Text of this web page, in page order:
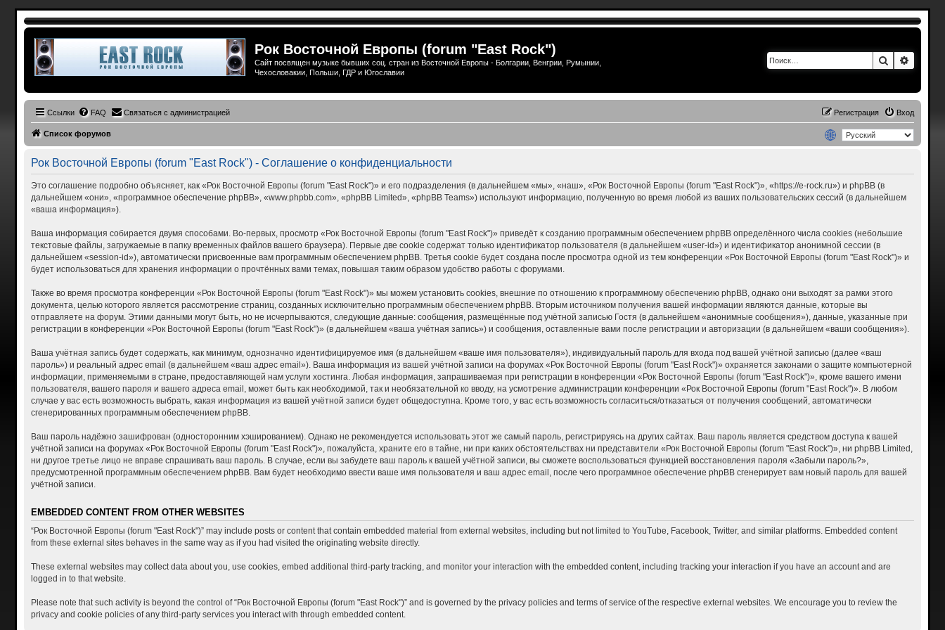
Рок Восточной Европы (forum "East Rock")
Сайт посвящен музыке бывших соц. стран из Восточной Европы - Болгарии, Венгрии, Румынии,
Чехословакии, Польши, ГДР и Югославии
Поиск
Ссылки FAQ Связаться с администрацией Вход
Регистрация
Список форумов
Рок Восточной Европы (forum "East Rock") - Соглашение о конфиденциальности
Это соглашение подробно объясняет, как «Рок Восточной Европы (forum "East Rock")» и его подразделения (в дальнейшем «мы», «наш», «Рок Восточной Европы (forum "East Rock")», «https://e-rock.ru») и phpBB (в
дальнейшем «они», «программное обеспечение phpBB», «www.phpbb.com», «phpBB Limited», «phpBB Teams») используют информацию, полученную во время любой из ваших пользовательских сессий (в дальнейшем
«ваша информация»).
Ваша информация собирается двумя способами. Во-первых, просмотр «Рок Восточной Европы (forum "East Rock")» приведёт к созданию программным обеспечением phpBB определённого числа cookies (небольшие
текстовые файлы, загружаемые в папку временных файлов вашего браузера). Первые две cookie содержат только идентификатор пользователя (в дальнейшем «user-id») и идентификатор анонимной сессии (в
дальнейшем «session-id»), автоматически присвоенные вам программным обеспечением phpBB. Третья cookie будет создана после просмотра одной из тем конференции «Рок Восточной Европы (forum "East Rock")» и
будет использоваться для хранения информации о прочтённых вами темах, повышая таким образом удобство работы с форумами.
Также во время просмотра конференции «Рок Восточной Европы (forum "East Rock")» мы можем установить cookies, внешние по отношению к программному обеспечению phpBB, однако они выходят за рамки этого
документа, целью которого является рассмотрение страниц, созданных исключительно программным обеспечением phpBB. Вторым источником получения вашей информации являются данные, которые вы
отправляете на форум. Этими данными могут быть, но не исчерпываются, следующие данные: сообщения, размещённые под учётной записью Гостя (в дальнейшем «анонимные сообщения»), данные, указанные при
регистрации в конференции «Рок Восточной Европы (forum "East Rock")» (в дальнейшем «ваша учётная запись») и сообщения, оставленные вами после регистрации и авторизации (в дальнейшем «ваши сообщения»).
Ваша учётная запись будет содержать, как минимум, однозначно идентифицируемое имя (в дальнейшем «ваше имя пользователя»), индивидуальный пароль для входа под вашей учётной записью (далее «ваш
пароль») и реальный адрес email (в дальнейшем «ваш адрес email»). Ваша информация из вашей учётной записи на форумах «Рок Восточной Европы (forum "East Rock")» охраняется законами о защите компьютерной
информации, применяемыми в стране, предоставляющей нам услуги хостинга. Любая информация, запрашиваемая при регистрации в конференции «Рок Восточной Европы (forum "East Rock")», кроме вашего имени
пользователя, вашего пароля и вашего адреса email, может быть как необходимой, так и необязательной ко вводу, на усмотрение администрации конференции «Рок Восточной Европы (forum "East Rock")». В любом
случае у вас есть возможность выбрать, какая информация из вашей учётной записи будет общедоступна. Кроме того, у вас есть возможность согласиться/отказаться от получения сообщений, автоматически
сгенерированных программным обеспечением phpBB.
Ваш пароль надёжно зашифрован (односторонним хэшированием). Однако не рекомендуется использовать этот же самый пароль, регистрируясь на других сайтах. Ваш пароль является средством доступа к вашей
учётной записи на форумах «Рок Восточной Европы (forum "East Rock")», пожалуйста, храните его в тайне, ни при каких обстоятельствах ни представители «Рок Восточной Европы (forum "East Rock")», ни phpBB Limited,
ни другое третье лицо не вправе спрашивать ваш пароль. В случае, если вы забудете ваш пароль к вашей учётной записи, вы сможете воспользоваться функцией восстановления пароля «Забыли пароль?»,
предусмотренной программным обеспечением phpBB. Вам будет необходимо ввести ваше имя пользователя и ваш адрес email, после чего программное обеспечение phpBB сгенерирует вам новый пароль для вашей
учётной записи.
EMBEDDED CONTENT FROM OTHER WEBSITES
“Рок Восточной Европы (forum "East Rock")” may include posts or content that contain embedded material from external websites, including but not limited to YouTube, Facebook, Twitter, and similar platforms. Embedded content
from these external sites behaves in the same way as if you had visited the originating website directly.
These external websites may collect data about you, use cookies, embed additional third-party tracking, and monitor your interaction with the embedded content, including tracking your interaction if you have an account and are
logged in to that website.
Please note that such activity is beyond the control of “Рок Восточной Европы (forum "East Rock")” and is governed by the privacy policies and terms of service of the respective external websites. We encourage you to review the
privacy and cookie policies of any third-party services you interact with through embedded content.